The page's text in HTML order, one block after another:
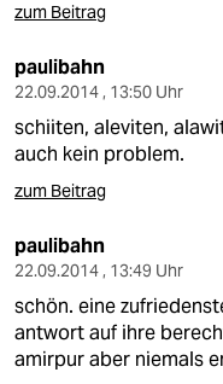
zum Beitrag
paulibahn
22.09.2014 , 13:50 Uhr
schiiten, aleviten,
auch kein problem.
zum Beitrag
paulibahn
22.09.2014 , 13:49 Uhr
schön. eine
antwort auf ihre
amirpur aber niemals